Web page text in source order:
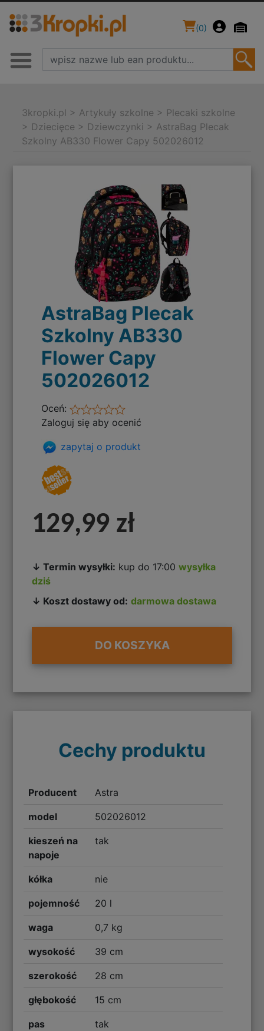
(0)
3kropki.pl > Artykuły szkolne > Plecaki szkolne
> Dziecięce > Dziewczynki > AstraBag Plecak
Szkolny AB330 Flower Capy 502026012
AstraBag Plecak
Szkolny AB330
Flower Capy
502026012
Oceń:
Zaloguj się aby ocenić
zapytaj o produkt
129,99 zł
↓ Termin wysyłki: kup do 17:00wysyłka
dziś
↓ Koszt dostawy od: darmowa dostawa
DO KOSZYKA
Cechy produktu
Producent Astra
model 502026012
kieszeń na
napoje
tak
kółka nie
pojemność 20 l
waga 0,7 kg
wysokość 39 cm
szerokość 28 cm
głębokość 15 cm
pas
tak